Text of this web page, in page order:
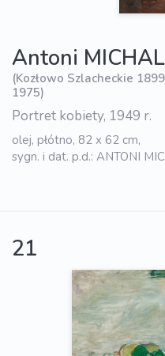
Antoni
(Kozłowo Szlacheckie
1975)
Portret kobiety, 1949 r.
olej, płótno, 82 x 62 cm,
sygn. i dat. p.d.: ANTONI
21